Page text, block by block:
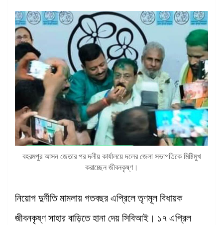
বহরমপুর আসন জেতার পর দলীয় কার্যালয়ে দলের জেলা সভাপতিকে মিষ্টিমুখ
করাচ্ছেন জীবনকৃষ্ণ।
নিয়োগ দুর্নীতি মামলায় গতবছর এপ্রিলে তৃণমূল বিধায়ক
জীবনকৃষ্ণ সাহার বাড়িতে হানা দেয় সিবিআই। ১৭ এপ্রিল